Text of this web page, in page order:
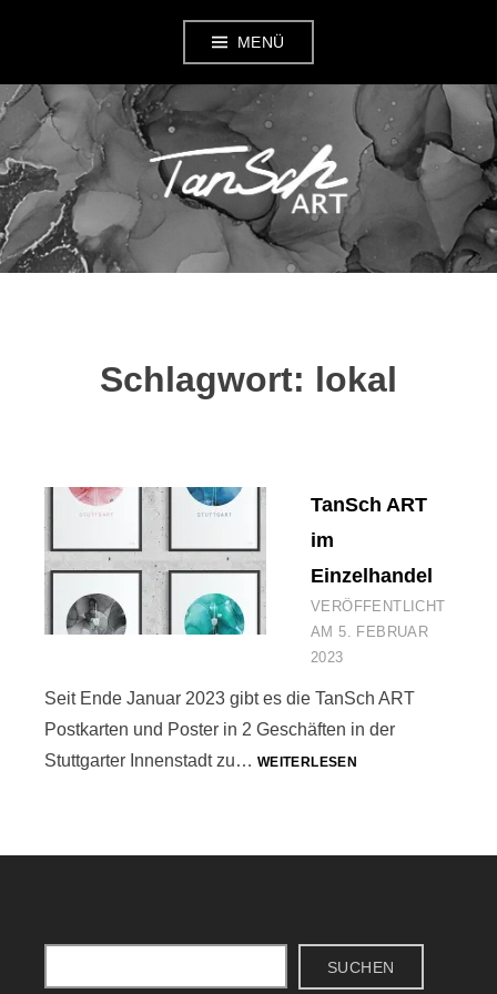
springen
MENÜ
TANSCH ART
Schlagwort: lokal
TanSch ART
im
Einzelhandel
VERÖFFENTLICHT
AM5. FEBRUAR
2023
Seit Ende Januar 2023 gibt es die TanSch ART
Postkarten und Poster in 2 Geschäften in der
Stuttgarter Innenstadt zu… WEITERLESENTANSCH
SUCHEN